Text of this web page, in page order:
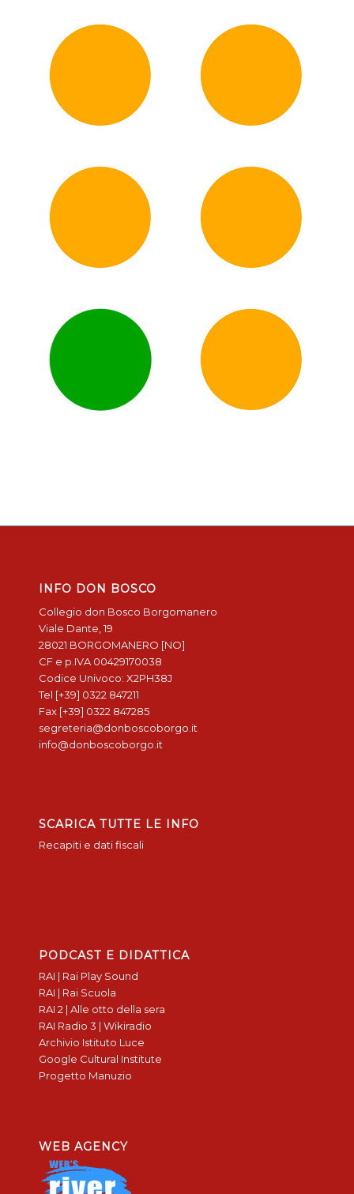
INFO DON BOSCO
Collegio don Bosco Borgomanero
Viale Dante, 19
28021 BORGOMANERO [NO]
CF e p.IVA 00429170038
Codice Univoco: X2PH38J
Tel [+39] 0322 847211
Fax [+39] 0322 847285
segreteria@donboscoborgo.it
info@donboscoborgo.it
SCARICA TUTTE LE INFO
Recapiti e dati fiscali
PODCAST E DIDATTICA
RAI | Rai Play Sound
RAI | Rai Scuola
RAI 2 | Alle otto della sera
RAI Radio 3 | Wikiradio
Archivio Istituto Luce
Google Cultural Institute
Progetto Manuzio
WEB AGENCY